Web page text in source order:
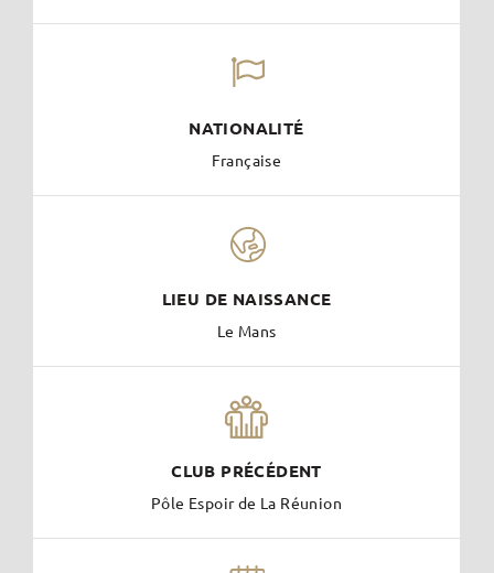
NATIONALITÉ
Française
LIEU DE NAISSANCE
Le Mans
CLUB PRÉCÉDENT
Pôle Espoir de La Réunion